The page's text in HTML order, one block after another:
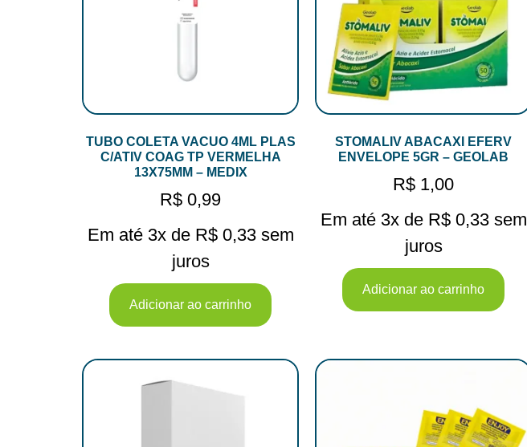
TUBO COLETA VACUO 4ML PLAS
C/ATIV COAG TP VERMELHA
13X75MM – MEDIX
R$ 0,99
Em até 3x de R$0,33 sem
juros
Adicionar ao carrinho
STOMALIV ABACAXI EFERV
ENVELOPE 5GR – GEOLAB
R$ 1,00
Em até 3x de R$0,33 sem
juros
Adicionar ao carrinho